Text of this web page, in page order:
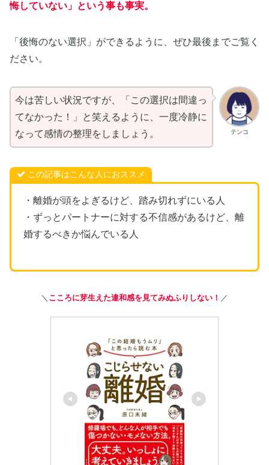
悔していない」という事も事実。
「後悔のない選択」ができるように、ぜひ最後までご覧く
ださい。
テンコ
今は苦しい状況ですが、「この選択は間違っ
てなかった！」と笑えるように、一度冷静に
なって感情の整理をしましょう。
この記事はこんな人におススメ
・離婚が頭をよぎるけど、踏み切れずにいる人
・ずっとパートナーに対する不信感があるけど、離
婚するべきか悩んでいる人
＼ こころに芽生えた違和感を見てみぬふりしない！ ／